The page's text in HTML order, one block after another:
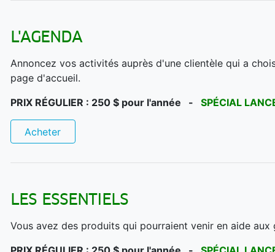
L'AGENDA
Annoncez vos activités auprès d'une clientèle qui a
page d'accueil.
PRIX RÉGULIER : 250 $ pour l'année - SPÉCIAL
Acheter
LES ESSENTIELS
Vous avez des produits qui pourraient venir en aide aux